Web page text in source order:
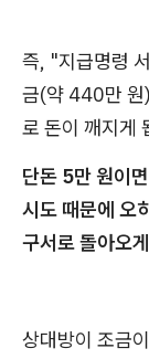
즉, "지급명령
금(약 440만 원
로 돈이 깨지게
단돈 5만 원이
시도 때문에 오
구서로 돌아오
상대방이 조금